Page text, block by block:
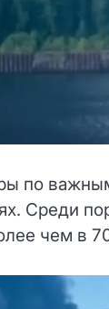
по
Среди
чем в